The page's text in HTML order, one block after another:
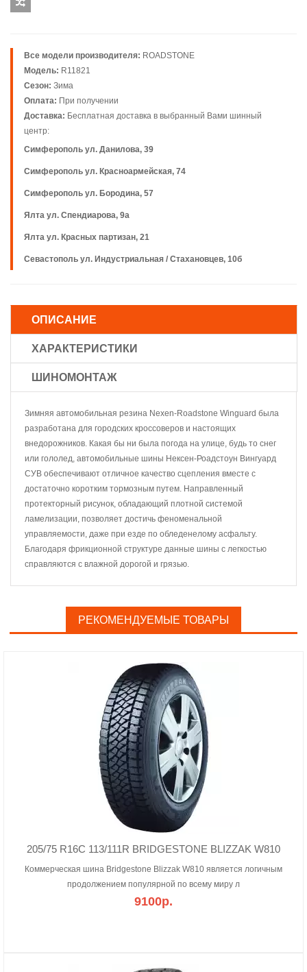
Все модели производителя: ROADSTONE
Модель: R11821
Сезон: Зима
Оплата: При получении
Доставка: Бесплатная доставка в выбранный Вами шинный
центр:
Симферополь ул. Данилова, 39
Симферополь ул. Красноармейская, 74
Симферополь ул. Бородина, 57
Ялта ул. Спендиарова, 9а
Ялта ул. Красных партизан, 21
Севастополь ул. Индустриальная / Стахановцев, 10б
ОПИСАНИЕ
ХАРАКТЕРИСТИКИ
ШИНОМОНТАЖ
Зимняя автомобильная резина Nexen-Roadstone Winguard была
разработана для городских кроссоверов и настоящих
внедорожников. Какая бы ни была погода на улице, будь то снег
или гололед, автомобильные шины Нексен-Роадстоун Вингуард
СУВ обеспечивают отличное качество сцепления вместе с
достаточно коротким тормозным путем. Направленный
протекторный рисунок, обладающий плотной системой
ламелизации, позволяет достичь феноменальной
управляемости, даже при езде по обледенелому асфальту.
Благодаря фрикционной структуре данные шины с легкостью
справляются с влажной дорогой и грязью.
РЕКОМЕНДУЕМЫЕ ТОВАРЫ
205/75 R16C 113/111R BRIDGESTONE BLIZZAK W810
Коммерческая шина Bridgestone Blizzak W810 является логичным
продолжением популярной по всему миру л
9100р.